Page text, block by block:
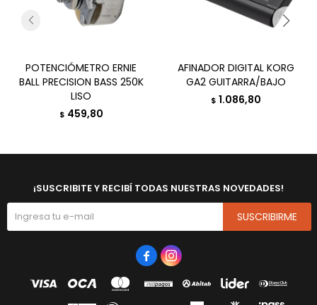
POTENCIÓMETRO ERNIE
BALL PRECISION BASS 250K
LISO
$ 459,80
AFINADOR DIGITAL KORG
GA2 GUITARRA/BAJO
$ 1.086,80
¡SUSCRIBITE Y RECIBÍ TODAS NUESTRAS NOVEDADES!
SUSCRIBIRME
 